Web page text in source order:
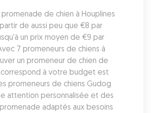
de chien à Houplines
de aussi peu que €8 par
un prix moyen de €9 par
7 promeneurs de chiens à
un promeneur de chien de
à votre budget est
promeneurs de chiens Gudog
attention personnalisée et des
adaptés aux besoins